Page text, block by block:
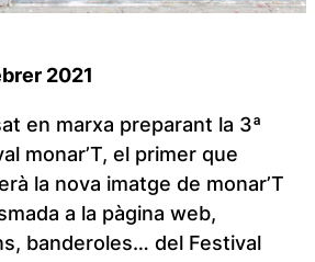
2021
en marxa preparant la 3ª
monar’T, el primer que
la nova imatge de monar’T
a la pàgina web,
banderoles… del Festival